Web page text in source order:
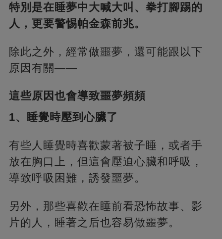
特別是在睡夢中大喊大叫、拳打腳踢的
人，更要警惕帕金森前兆。
除此之外，經常做噩夢，還可能跟以下
原因有關——
這些原因也會導致噩夢頻頻
1、睡覺時壓到心臟了
有些人睡覺時喜歡蒙著被子睡，或者手
放在胸口上，但這會壓迫心臟和呼吸，
導致呼吸困難，誘發噩夢。
另外，那些喜歡在睡前看恐怖故事、影
片的人，睡著之后也容易做噩夢。